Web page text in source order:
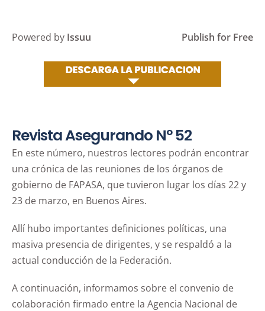
Powered by Issuu Publish for Free
Revista Asegurando Nº 52
En este número, nuestros lectores podrán encontrar
una crónica de las reuniones de los órganos de
gobierno de FAPASA, que tuvieron lugar los días 22 y
23 de marzo, en Buenos Aires.
Allí hubo importantes definiciones políticas, una
masiva presencia de dirigentes, y se respaldó a la
actual conducción de la Federación.
A continuación, informamos sobre el convenio de
colaboración firmado entre la Agencia Nacional de